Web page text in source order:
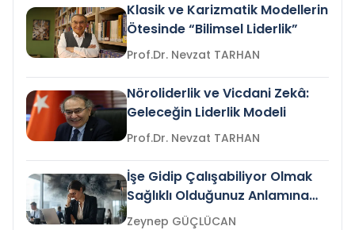
Klasik ve Karizmatik Modellerin
Ötesinde “Bilimsel Liderlik”
Prof.Dr. Nevzat TARHAN
Nöroliderlik ve Vicdani Zekâ:
Geleceğin Liderlik Modeli
Prof.Dr. Nevzat TARHAN
İşe Gidip Çalışabiliyor Olmak
Sağlıklı Olduğunuz Anlamına
Gelir mi?Zeynep GÜÇLÜCAN